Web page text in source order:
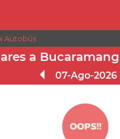
Autobús
a
07-Ago-2026